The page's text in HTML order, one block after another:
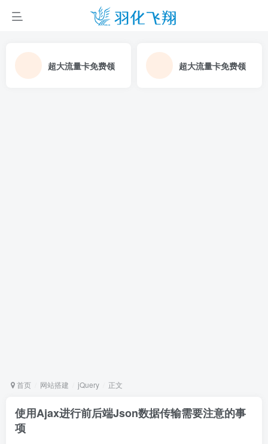
超大流量卡免费领 超大流量卡免费领
首页 网站搭建 jQuery 正文
使用Ajax进行前后端Json数据传输需要注意的事
项